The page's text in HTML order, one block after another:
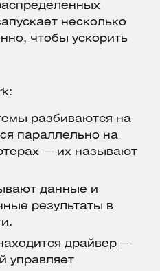
несколько
чтобы ускорить
разбиваются на
параллельно на
— их называют
данные и
результаты в
драйвер —
управляет